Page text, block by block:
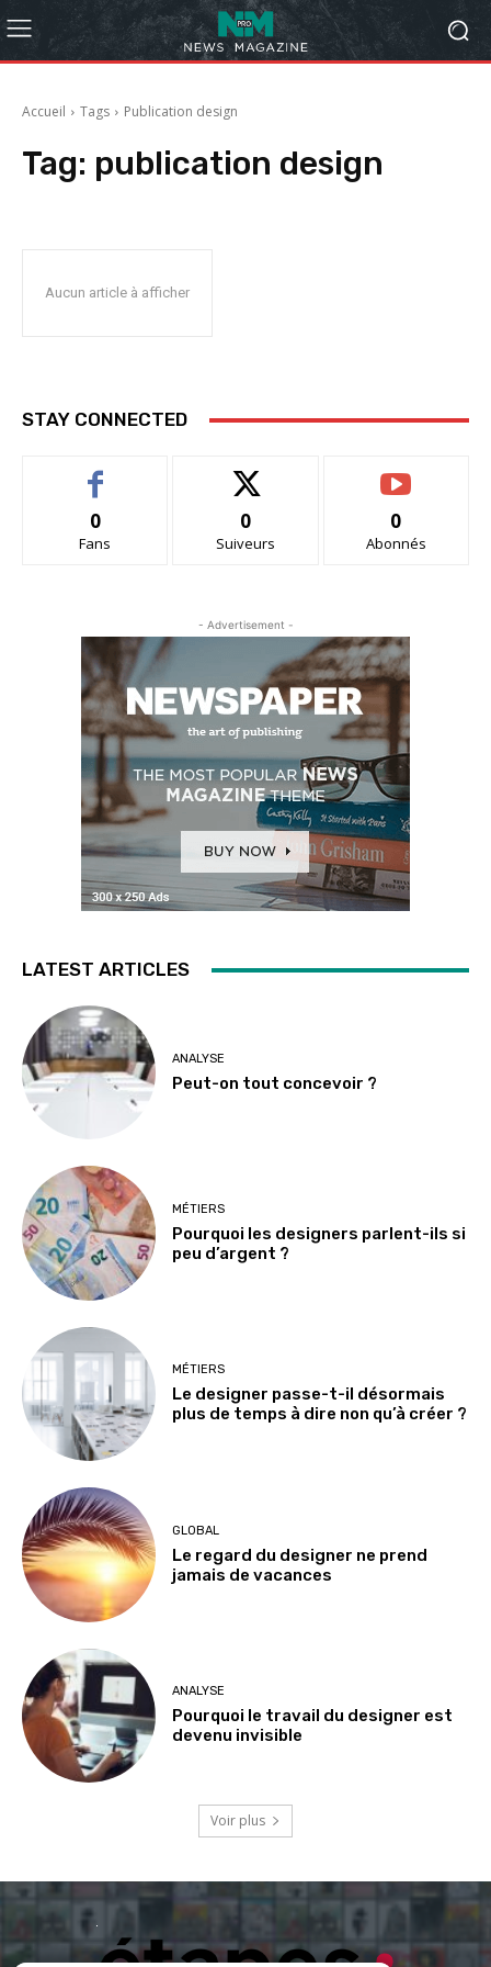
Accueil Tags Publication design
Tag: publication design
Aucun article à afficher
STAY CONNECTED
0
Fans
0
Suiveurs
0
Abonnés
- Advertisement -
LATEST ARTICLES
ANALYSE
Peut-on tout concevoir ?
MÉTIERS
Pourquoi les designers parlent-ils si
peu d’argent ?
MÉTIERS
Le designer passe-t-il désormais
plus de temps à dire non qu’à créer ?
GLOBAL
Le regard du designer ne prend
jamais de vacances
ANALYSE
Pourquoi le travail du designer est
devenu invisible
Voir plus